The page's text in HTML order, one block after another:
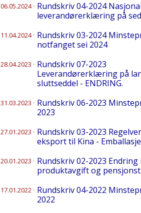
06.05.2024· Rundskriv 04-2024 Nasjonal
leverandørerklæring på
11.04.2024· Rundskriv 03-2024
notfanget sei 2024
28.04.2023 · Rundskriv 07-2023
Leverandørerklæring på
sluttseddel - ENDRING.
31.03.2023 · Rundskriv 06-2023
2023
27.01.2023 · Rundskriv 03-2023
eksport til Kina -
20.01.2023 · Rundskriv 02-2023 Endring i
produktavgift og
17.01.2022 · Rundskriv 04-2022
2022